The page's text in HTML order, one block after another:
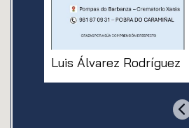
Luis Álvarez Rodríguez